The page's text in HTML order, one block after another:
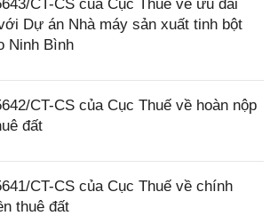
CT-CS của Cục Thuế về ưu đãi
Dự án Nhà máy sản xuất tinh bột
Ninh Bình
CT-CS của Cục Thuế về hoàn nộp
đất
CT-CS của Cục Thuế về chính
thuê đất